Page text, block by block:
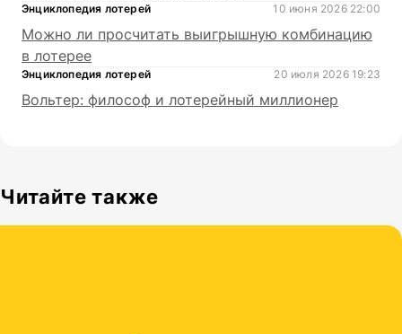
Энциклопедия лотерей 10 июня 2026 22:00
Можно ли просчитать выигрышную комбинацию
в лотерее
Энциклопедия лотерей 20 июля 2026 19:23
Вольтер: философ и лотерейный миллионер
Читайте также